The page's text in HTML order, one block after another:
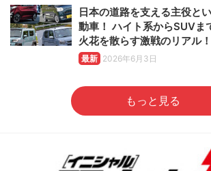
日本の道路を支える主役と
動車！ ハイト系からSUVま
火花を散らす激戦のリアル！
最新 2026年6月3日
もっと見る